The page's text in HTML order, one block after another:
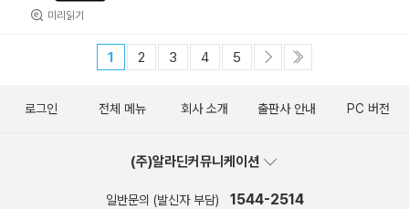
미리읽기
1 2 3 4 5
로그인 전체 메뉴 회사 소개 출판사 안내 PC 버전
(주)알라딘커뮤니케이션
일반문의 (발신자 부담) 1544-2514